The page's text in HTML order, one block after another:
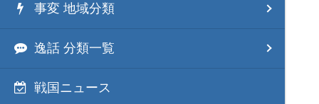
事変 地域分類
逸話 分類一覧
戦国ニュース